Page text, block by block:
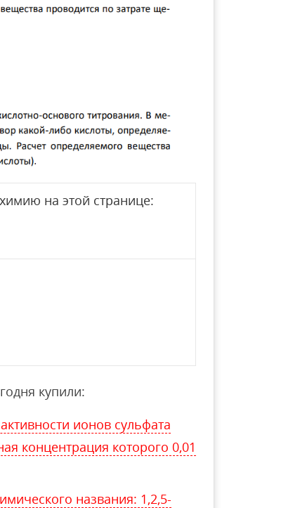
на этой странице:
купили:
ионов сульфата
концентрация которого 0,01
названия: 1,2,5-